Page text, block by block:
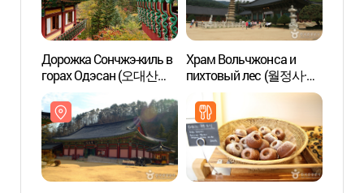
Дорожка Сончжэ-киль в
горах Одэсан (오대산
선재길)
Храм Вольчжонса и
пихтовый лес (월정사·
월정사 전나무숲)